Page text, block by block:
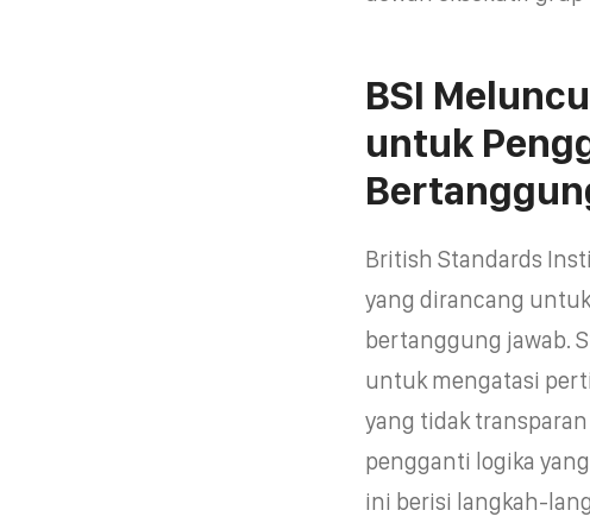
BSI
untuk
British Standards
yang dirancang
bertanggung jawab.
untuk mengatasi
yang tidak
pengganti logika
ini berisi langkah-